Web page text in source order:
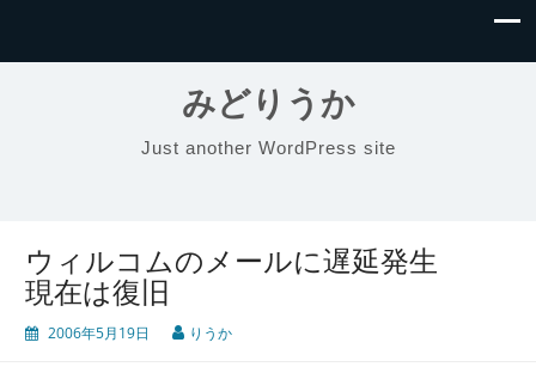
みどりうか
Just another WordPress site
ウィルコムのメールに遅延発生
現在は復旧
2006年5月19日 りうか